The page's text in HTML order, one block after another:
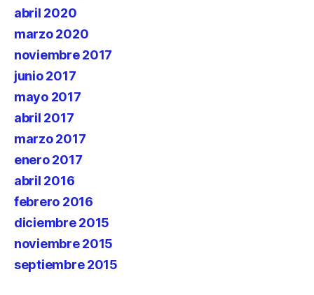
abril 2020
marzo 2020
noviembre 2017
junio 2017
mayo 2017
abril 2017
marzo 2017
enero 2017
abril 2016
febrero 2016
diciembre 2015
noviembre 2015
septiembre 2015